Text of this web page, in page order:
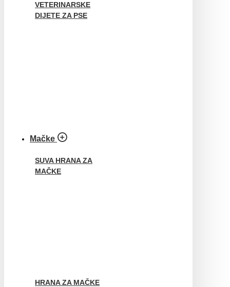
VETERINARSKE
DIJETE ZA PSE
Mačke
SUVA HRANA ZA
MAČKE
HRANA ZA MAČKE